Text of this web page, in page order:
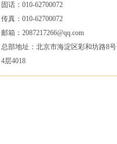
固话：010-62700072
传真：010-62700072
邮箱：2087217266@qq.com
总部地址：北京市海淀区彩和坊路8号
4层4018